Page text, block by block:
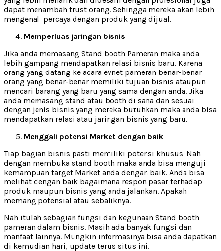
dapat menambah trust orang. Sehingga mereka akan lebih
mengenal percaya dengan produk yang dijual.
Memperluas jaringan bisnis
Jika anda memasang Stand booth Pameran maka anda
lebih gampang mendapatkan relasi bisnis baru. Karena
orang yang datang ke acara evnet pameran benar-benar
orang yang benar-benar memiliki tujuan bisnis ataupun
mencari barang yang baru yang sama dengan anda. Jika
anda memasang stand atau booth di sana dan sesuai
dengan jenis bisnis yang mereka butuhkan maka anda bisa
mendapatkan relasi atau jaringan bisnis yang baru.
Menggali potensi Market dengan baik
Tiap bagian bisnis pasti memiliki potensi khusus. Nah
dengan membuka stand booth maka anda bisa menguji
kemampuan target Market anda dengan baik. Anda bisa
melihat dengan baik bagaimana respon pasar terhadap
produk maupun bisnis yang anda jalankan. Apakah
memang potensial atau sebaliknya.
Nah itulah sebagian fungsi dan kegunaan Stand booth
pameran dalam bisnis. Masih ada banyak fungsi dan
manfaat lainnya. Mungkin informasinya bisa anda dapatkan
di kemudian hari, update terus situs ini.